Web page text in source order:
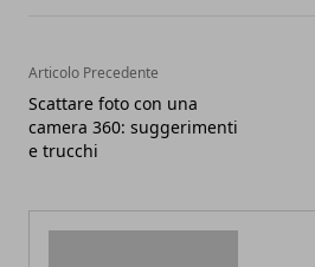
Articolo Precedente
Scattare foto con una
camera 360: suggerimenti
e trucchi